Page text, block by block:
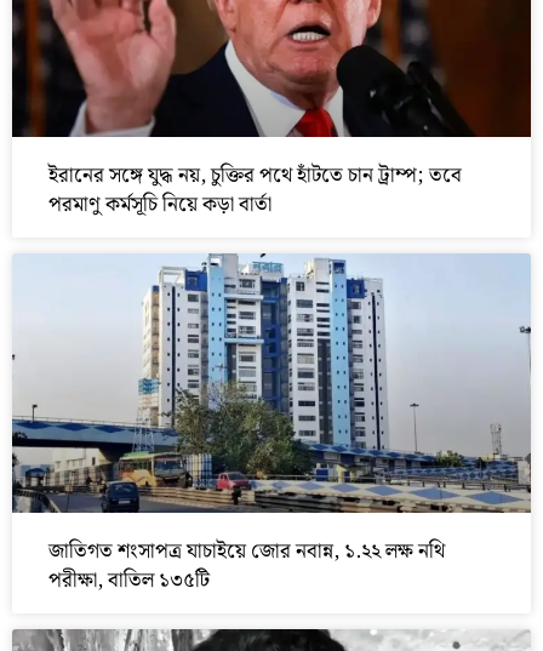
ইরানের সঙ্গে যুদ্ধ নয়, চুক্তির পথে হাঁটতে চান ট্রাম্প; তবে
পরমাণু কর্মসূচি নিয়ে কড়া বার্তা
জাতিগত শংসাপত্র যাচাইয়ে জোর নবান্ন, ১.২২ লক্ষ নথি
পরীক্ষা, বাতিল ১৩৫টি